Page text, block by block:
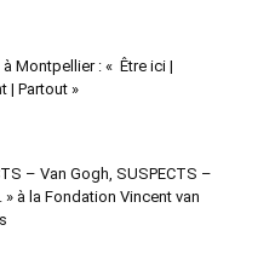
Montpellier : « Être ici |
| Partout »
– Van Gogh, SUSPECTS –
» à la Fondation Vincent van